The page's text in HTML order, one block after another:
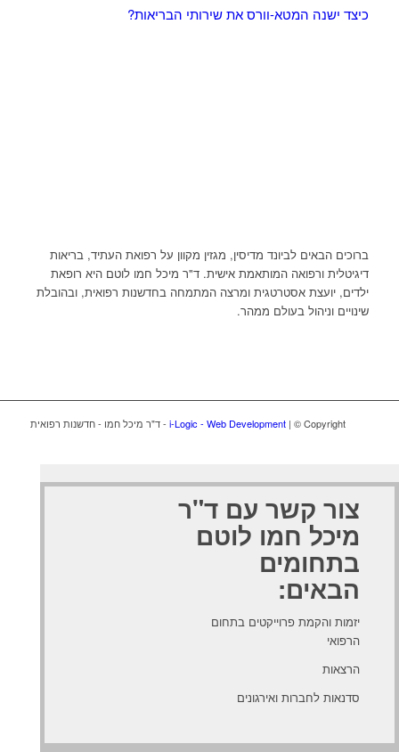
כיצד ישנה המטא-וורס את שירותי הבריאות?
ברוכים הבאים לביונד מדיסין, מגזין מקוון על רפואת העתיד, בריאות
דיגיטלית ורפואה המותאמת אישית. ד"ר מיכל חמו לוטם היא רופאת
ילדים, יועצת אסטרטגית ומרצה המתמחה בחדשנות רפואית, ובהובלת
שינויים וניהול בעולם ממהר.
i-Logic - Web Development | © Copyright - ד"ר מיכל חמו - חדשנות רפואית
צור קשר עם ד"ר
מיכל חמו לוטם
בתחומים
הבאים:
יזמות והקמת פרוייקטים בתחום
הרפואי
הרצאות
סדנאות לחברות ואירגונים